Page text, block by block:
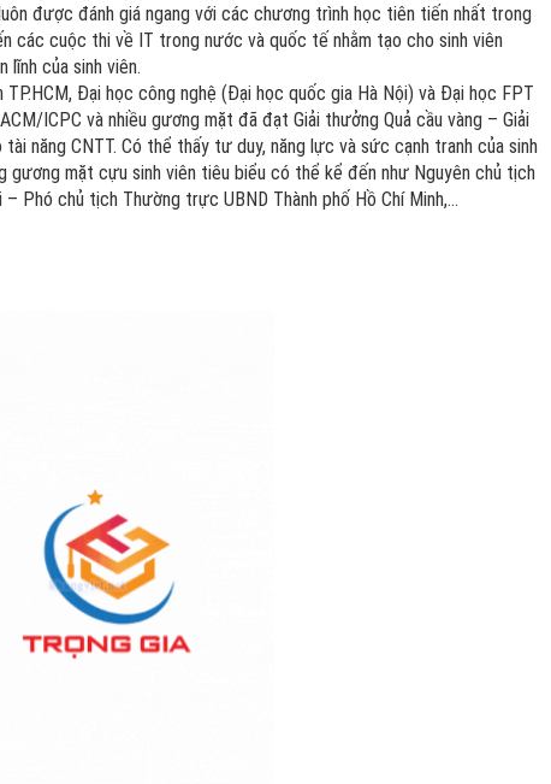
được đánh giá ngang với các chương trình học tiên tiến nhất trong
các cuộc thi về IT trong nước và quốc tế nhằm tạo cho sinh viên
lĩnh của sinh viên.
TP.HCM, Đại học công nghệ (Đại học quốc gia Hà Nội) và Đại học FPT
ICPC và nhiều gương mặt đã đạt Giải thưởng Quả cầu vàng – Giải
năng CNTT. Có thể thấy tư duy, năng lực và sức cạnh tranh của sinh
gương mặt cựu sinh viên tiêu biểu có thể kể đến như Nguyên chủ tịch
Phó chủ tịch Thường trực UBND Thành phố Hồ Chí Minh,…